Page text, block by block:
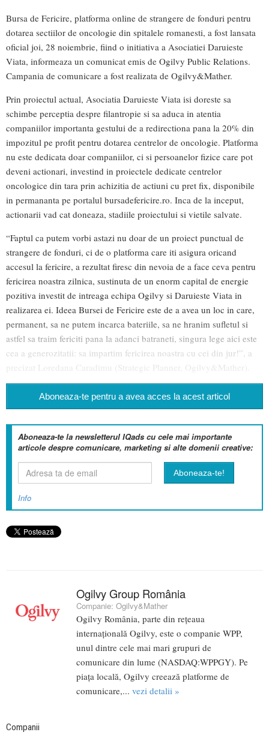
Bursa de Fericire, platforma online de strangere de fonduri pentru
dotarea sectiilor de oncologie din spitalele romanesti, a fost lansata
oficial joi, 28 noiembrie, fiind o initiativa a Asociatiei Daruieste
Viata, informeaza un comunicat emis de Ogilvy Public Relations.
Campania de comunicare a fost realizata de Ogilvy&Mather.
Prin proiectul actual, Asociatia Daruieste Viata isi doreste sa
schimbe perceptia despre filantropie si sa aduca in atentia
companiilor importanta gestului de a redirectiona pana la 20% din
impozitul pe profit pentru dotarea centrelor de oncologie. Platforma
nu este dedicata doar companiilor, ci si persoanelor fizice care pot
deveni actionari, investind in proiectele dedicate centrelor
oncologice din tara prin achizitia de actiuni cu pret fix, disponibile
in permananta pe portalul bursadefericire.ro. Inca de la inceput,
actionarii vad cat doneaza, stadiile proiectului si vietile salvate.
“Faptul ca putem vorbi astazi nu doar de un proiect punctual de
strangere de fonduri, ci de o platforma care iti asigura oricand
accesul la fericire, a rezultat firesc din nevoia de a face ceva pentru
fericirea noastra zilnica, sustinuta de un enorm capital de energie
pozitiva investit de intreaga echipa Ogilvy si Daruieste Viata in
realizarea ei. Ideea Bursei de Fericire este de a avea un loc in care,
permanent, sa ne putem incarca bateriile, sa ne hranim sufletul si
astfel sa traim fericiti pana la adanci batraneti, singura lege aici este
cea a generozitatii: sa impartim fericirea noastra cu cei din jur!”, a
precizat Loredana Caradimu (Strategic Planner, Ogilvy&Mather).
Aboneaza-te pentru a avea acces la acest articol
Aboneaza-te la newsletterul IQads cu cele mai importante
articole despre comunicare, marketing si alte domenii creative:
Info
Ogilvy Group România
Companie: Ogilvy&Mather
Ogilvy România, parte din rețeaua
internațională Ogilvy, este o companie WPP,
unul dintre cele mai mari grupuri de
comunicare din lume (NASDAQ:WPPGY). Pe
piața locală, Ogilvy creează platforme de
comunicare,... vezi detalii »
Companii